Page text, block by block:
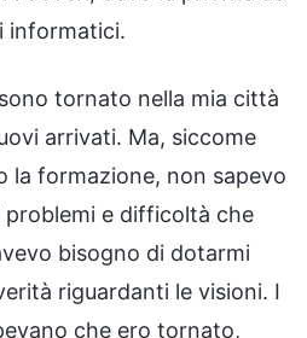
informatici.
tornato nella mia città
arrivati. Ma, siccome
la formazione, non sapevo
problemi e difficoltà che
bisogno di dotarmi
riguardanti le visioni. I
che ero tornato,